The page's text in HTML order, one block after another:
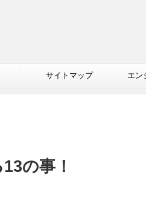
サイトマップ エン
の事！